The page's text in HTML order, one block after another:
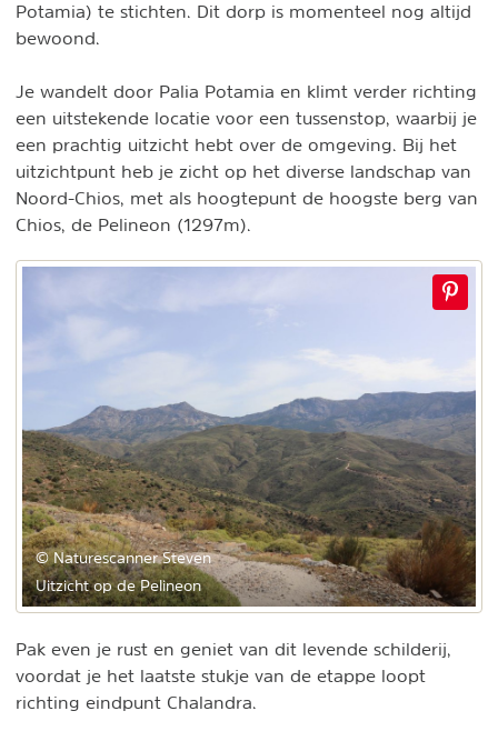
Potamia) te stichten. Dit dorp is momenteel nog altijd
bewoond.
Je wandelt door Palia Potamia en klimt verder richting
een uitstekende locatie voor een tussenstop, waarbij je
een prachtig uitzicht hebt over de omgeving. Bij het
uitzichtpunt heb je zicht op het diverse landschap van
Noord-Chios, met als hoogtepunt de hoogste berg van
Chios, de Pelineon (1297m).
© Naturescanner Steven
Uitzicht op de Pelineon
Pak even je rust en geniet van dit levende schilderij,
voordat je het laatste stukje van de etappe loopt
richting eindpunt Chalandra.